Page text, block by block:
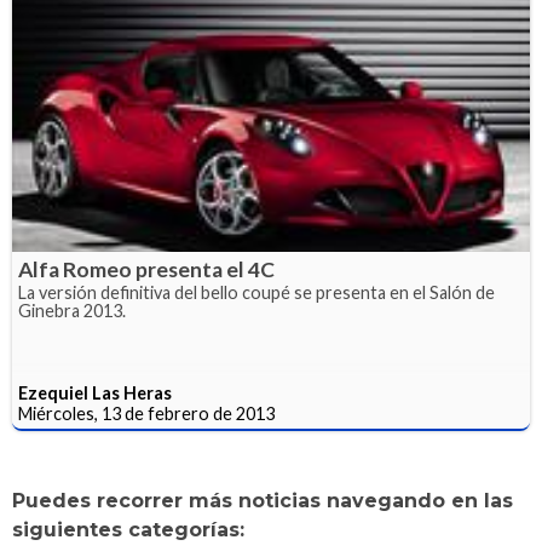
Alfa Romeo presenta el 4C
La versión definitiva del bello coupé se presenta en el Salón de
Ginebra 2013.
Ezequiel Las Heras
Miércoles, 13 de febrero de 2013
Puedes recorrer más noticias navegando en las
siguientes categorías: